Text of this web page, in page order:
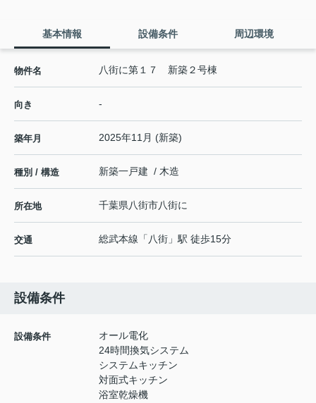
基本情報 設備条件 周辺環境
物件名 八街に第１７ 新築２号棟
向き -
築年月 2025年11月 (新築)
種別 / 構造 新築一戸建 / 木造
所在地 千葉県八街市八街に
交通 総武本線 「 八街 」駅 徒歩15分
設備条件
設備条件
オール電化
24時間換気システム
システムキッチン
対面式キッチン
浴室乾燥機